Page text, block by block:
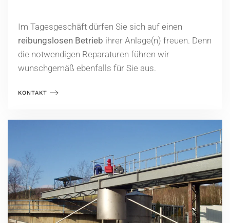
Im Tagesgeschäft dürfen Sie sich auf einen
reibungslosen Betrieb ihrer Anlage(n) freuen. Denn
die notwendigen Reparaturen führen wir
wunschgemäß ebenfalls für Sie aus.
KONTAKT